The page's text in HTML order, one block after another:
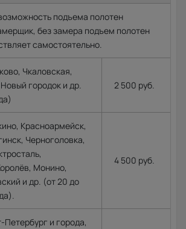
подъема полотен
без замера подъем полотен
самостоятельно.
Чкаловская,
городок и др.
2 500 руб.
Красноармейск,
Черноголовка,
Монино,
и др. (от 20 до
4 500 руб.
и города,